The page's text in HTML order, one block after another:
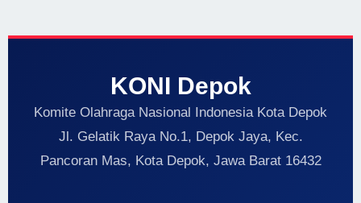
KONI Depok
Komite Olahraga Nasional Indonesia Kota Depok
Jl. Gelatik Raya No.1, Depok Jaya, Kec.
Pancoran Mas, Kota Depok, Jawa Barat 16432